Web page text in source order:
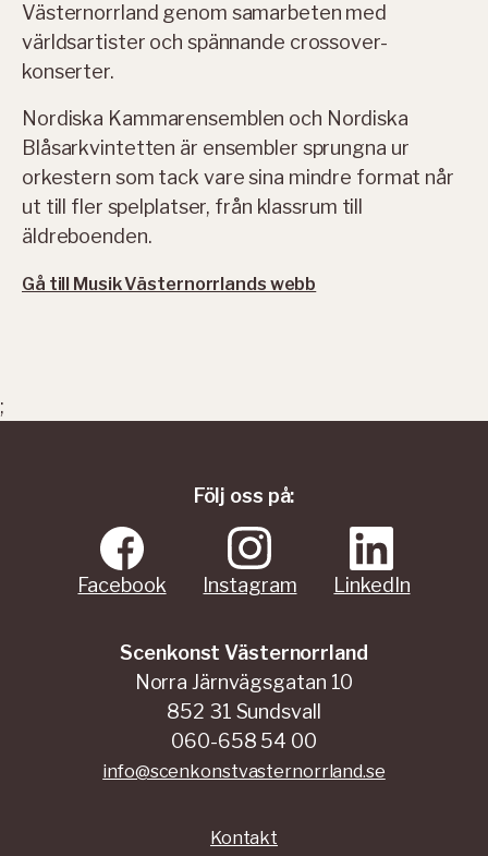
Västernorrland genom samarbeten med
världsartister och spännande crossover-
konserter.
Nordiska Kammarensemblen och Nordiska
Blåsarkvintetten är ensembler sprungna ur
orkestern som tack vare sina mindre format når
ut till fler spelplatser, från klassrum till
äldreboenden.
Gå till Musik Västernorrlands webb
;
Scenkonst Västernorrland
Norra Järnvägsgatan 10
852 31 Sundsvall
060-658 54 00
info@scenkonstvasternorrland.se
Kontakt
Följ oss på:
Facebook Instagram LinkedIn